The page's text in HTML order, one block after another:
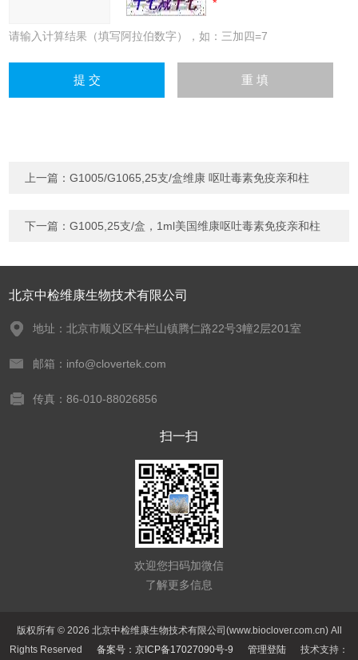
请输入计算结果（填写阿拉伯数字），如：三加四=7
上一篇：G1005/G1065,25支/盒维康 呕吐毒素免疫亲和柱
下一篇：G1005,25支/盒，1ml美国维康呕吐毒素免疫亲和柱
北京中检维康生物技术有限公司
地址：北京市顺义区牛栏山镇腾仁路22号3幢2层201室
邮箱：info@clovertek.com
传真：86-010-88026856
扫一扫
欢迎您扫码加微信
了解更多信息
版权所有 © 2026 北京中检维康生物技术有限公司(www.bioclover.com.cn) All
Rights Reserved 备案号：京ICP备17027090号-9 管理登陆 技术支持：